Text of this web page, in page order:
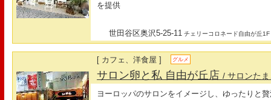
を提供
世田谷区奥沢5-25-11 チェリーコロネード自由が丘1F
[ カフェ、洋食屋 ] グルメ
サロン卵と私 自由が丘店/ サロンた
ヨーロッパのサロンをイメージし、ゆったりと